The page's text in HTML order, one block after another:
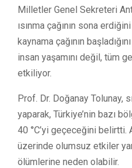
Milletler Genel Sekreteri
ısınma çağının sona
kaynama çağının
insan yaşamını değil, tüm
etkiliyor.
Prof. Dr. Doğanay Tolunay,
yaparak, Türkiye’nin bazı
40 °C’yi geçeceğini belirtti.
üzerinde olumsuz etkiler
ölümlerine neden olabilir.